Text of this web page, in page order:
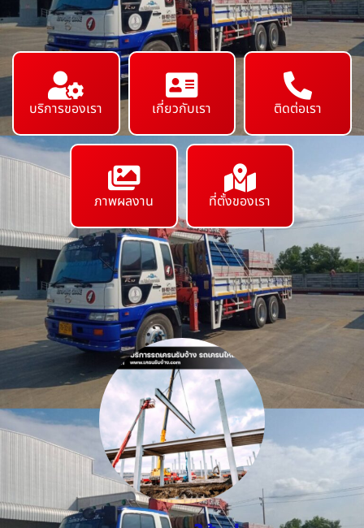
บริการของเรา เกี่ยวกับเรา ติดต่อเรา
ภาพผลงาน ที่ตั้งของเรา